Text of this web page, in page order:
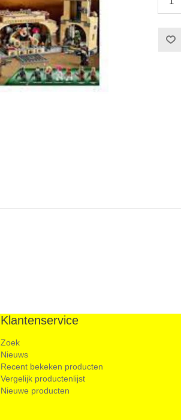
Klantenservice
Zoek
Nieuws
Recent bekeken producten
Vergelijk productenlijst
Nieuwe producten